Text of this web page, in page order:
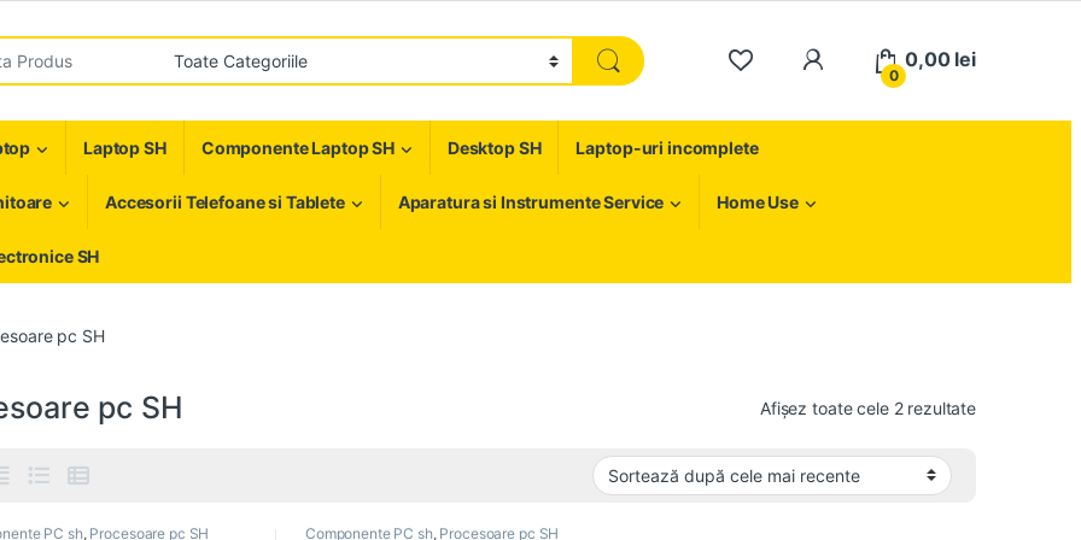
My Account
0
0,00 lei
Laptop SH Componente Laptop SH Desktop SH Laptop-uri incomplete
Accesorii Telefoane si Tablete Aparatura si Instrumente Service Home Use
SH
pc SH
pc SH Afișez toate cele 2 rezultateSortat după
PC sh, Procesoare pc SH Componente PC sh, Procesoare pc SH